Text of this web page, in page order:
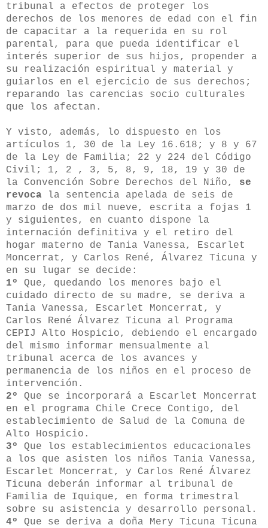
tribunal a efectos de proteger los
derechos de los menores de edad con el fin
de capacitar a la requerida en su rol
parental, para que pueda identificar el
interés superior de sus hijos, propender a
su realización espiritual y material y
guiarlos en el ejercicio de sus derechos;
reparando las carencias socio culturales
que los afectan.
Y visto, además, lo dispuesto en los
artículos 1, 30 de la Ley 16.618; y 8 y 67
de la Ley de Familia; 22 y 224 del Código
Civil; 1, 2 , 3, 5, 8, 9, 18, 19 y 30 de
la Convención Sobre Derechos del Niño, se
revoca
la sentencia apelada de seis de
marzo de dos mil nueve, escrita a fojas 1
y siguientes, en cuanto dispone la
internación definitiva y el retiro del
hogar materno de Tania Vanessa, Escarlet
Moncerrat, y Carlos René, Álvarez Ticuna y
en su lugar se decide:
1º
Que, quedando los menores bajo el
cuidado directo de su madre, se deriva a
Tania Vanessa, Escarlet Moncerrat, y
Carlos René Álvarez Ticuna al Programa
CEPIJ Alto Hospicio, debiendo el encargado
del mismo informar mensualmente al
tribunal acerca de los avances y
permanencia de los niños en el proceso de
intervención.
2º
Que se incorporará a Escarlet Moncerrat
en el programa Chile Crece Contigo, del
establecimiento de Salud de la Comuna de
Alto Hospicio.
3º
Que los establecimientos educacionales
a los que asisten los niños Tania Vanessa,
Escarlet Moncerrat, y Carlos René Álvarez
Ticuna deberán informar al tribunal de
Familia de Iquique, en forma trimestral
sobre su asistencia y desarrollo personal.
4º
Que se deriva a doña Mery Ticuna Ticuna